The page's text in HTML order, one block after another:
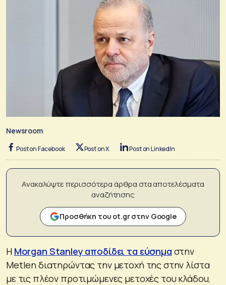
Newsroom
Post on Facebook Post on X Post on LinkedIn
Ανακαλύψτε περισσότερα άρθρα στα αποτελέσματα
αναζήτησης
Προσθήκη του ot.gr στην Google
H Morgan Stanley αποδίδει τα εύσημα στην
Metlen διατηρώντας την μετοχή της στην λίστα
με τις πλέον προτιμώμενες μετοχές του κλάδου,